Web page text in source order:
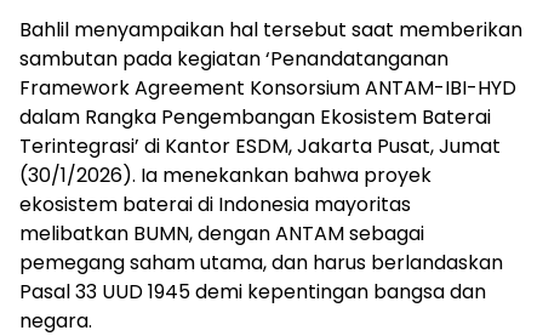
Bahlil menyampaikan hal tersebut saat memberikan
sambutan pada kegiatan ‘Penandatanganan
Framework Agreement Konsorsium ANTAM-IBI-HYD
dalam Rangka Pengembangan Ekosistem Baterai
Terintegrasi’ di Kantor ESDM, Jakarta Pusat, Jumat
(30/1/2026). Ia menekankan bahwa proyek
ekosistem baterai di Indonesia mayoritas
melibatkan BUMN, dengan ANTAM sebagai
pemegang saham utama, dan harus berlandaskan
Pasal 33 UUD 1945 demi kepentingan bangsa dan
negara.